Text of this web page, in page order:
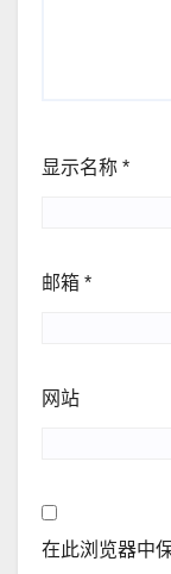
显示名称 *
邮箱 *
网站
在此浏览器中